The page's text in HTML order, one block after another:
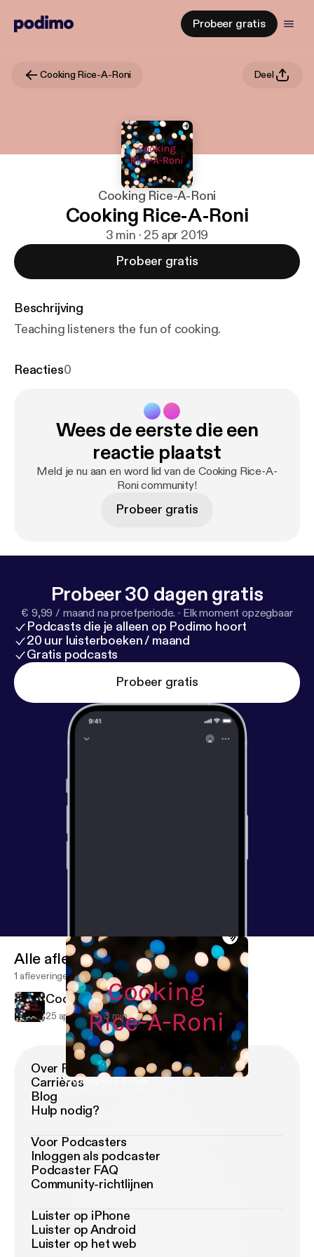
Probeer gratis
Cooking Rice-A-Roni Deel
Cooking Rice-A-Roni
Cooking Rice-A-Roni
3 min · 25 apr 2019
Probeer gratis
Beschrijving
Teaching listeners the fun of cooking.
Reacties0
Wees de eerste die een
reactie plaatst
Meld je nu aan en word lid van de Cooking Rice-A-
Roni community!
Probeer gratis
Probeer 30 dagen gratis
€ 9,99 / maand na proefperiode. · Elk moment opzegbaar
Podcasts die je alleen op Podimo hoort
20 uur luisterboeken / maand
Gratis podcasts
Probeer gratis
Cooking Rice-A-Roni
Alle afleveringen
1 afleveringen
Cooking Rice-A-Roni
25 apr 2019 3 min
Over Podimo
Carrières
Blog
Hulp nodig?
Voor Podcasters
Inloggen als podcaster
Podcaster FAQ
Community-richtlijnen
Luister op iPhone
Luister op Android
Luister op het web